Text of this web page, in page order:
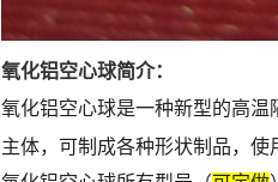
氧化铝空心球简介：
氧化铝空心球是一种新型的高
主体，可制成各种形状制品，